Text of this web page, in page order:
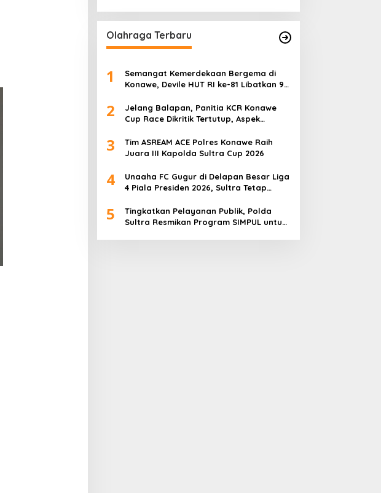
Olahraga Terbaru
1
Semangat Kemerdekaan Bergema di
Konawe, Devile HUT RI ke-81 Libatkan 98
2
Jelang Balapan, Panitia KCR Konawe
Cup Race Dikritik Tertutup, Aspek
3
Tim ASREAM ACE Polres Konawe Raih
Juara III Kapolda Sultra Cup 2026
4
Unaaha FC Gugur di Delapan Besar Liga
4 Piala Presiden 2026, Sultra Tetap
5
Tingkatkan Pelayanan Publik, Polda
Sultra Resmikan Program SIMPUL untuk